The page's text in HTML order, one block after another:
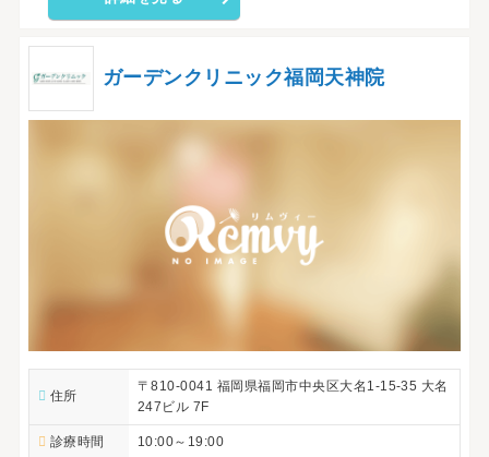
ガーデンクリニック福岡天神院
住所
〒810-0041 福岡県福岡市中央区大名1-15-35 大名
247ビル 7F
診療時間 10:00～19:00